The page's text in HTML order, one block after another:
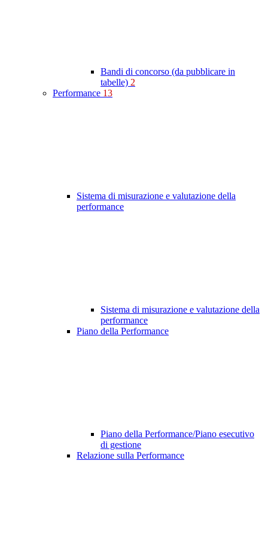
Bandi di concorso (da pubblicare in
tabelle) 2
Performance 13
Sistema di misurazione e valutazione della
performance
Sistema di misurazione e valutazione della
performance
Piano della Performance
Piano della Performance/Piano esecutivo
di gestione
Relazione sulla Performance